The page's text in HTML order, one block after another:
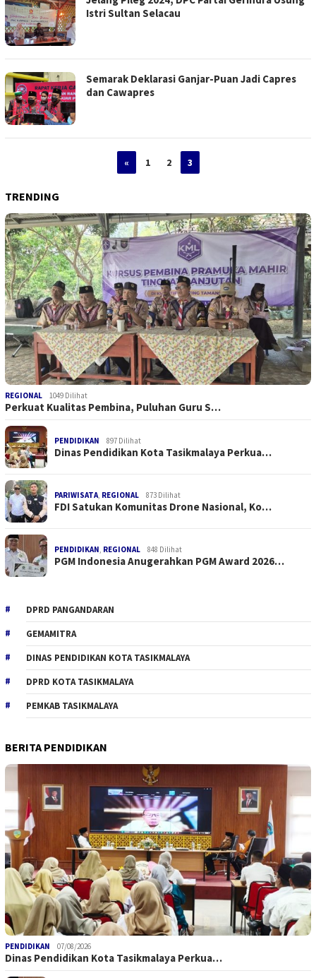
Istri Sultan Selacau
Semarak Deklarasi Ganjar-Puan Jadi Capres
dan Cawapres
« 1 2 3
TRENDING
REGIONAL 1049 Dilihat
Perkuat Kualitas Pembina, Puluhan Guru S…
PENDIDIKAN 897 Dilihat
Dinas Pendidikan Kota Tasikmalaya Perkua…
PARIWISATA, REGIONAL 873 Dilihat
FDI Satukan Komunitas Drone Nasional, Ko…
PENDIDIKAN, REGIONAL 848 Dilihat
PGM Indonesia Anugerahkan PGM Award 2026…
DPRD PANGANDARAN
GEMAMITRA
DINAS PENDIDIKAN KOTA TASIKMALAYA
DPRD KOTA TASIKMALAYA
PEMKAB TASIKMALAYA
BERITA PENDIDIKAN
PENDIDIKAN 07/08/2026
Dinas Pendidikan Kota Tasikmalaya Perkua…